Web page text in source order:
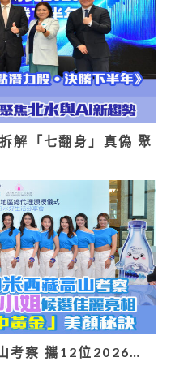
解「七翻身」真偽 聚
考察 攜12位2026…